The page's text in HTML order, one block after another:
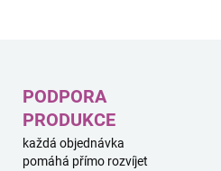
PODPORA
PRODUKCE
každá objednávka
pomáhá přímo rozvíjet